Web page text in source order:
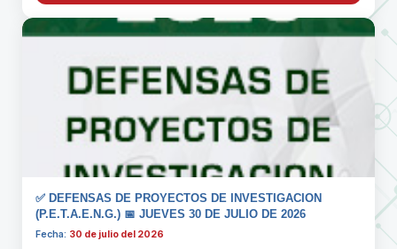
✅ DEFENSAS DE PROYECTOS DE INVESTIGACION
(P.E.T.A.E.N.G.) 📅 JUEVES 30 DE JULIO DE 2026
Fecha: 30 de julio del 2026